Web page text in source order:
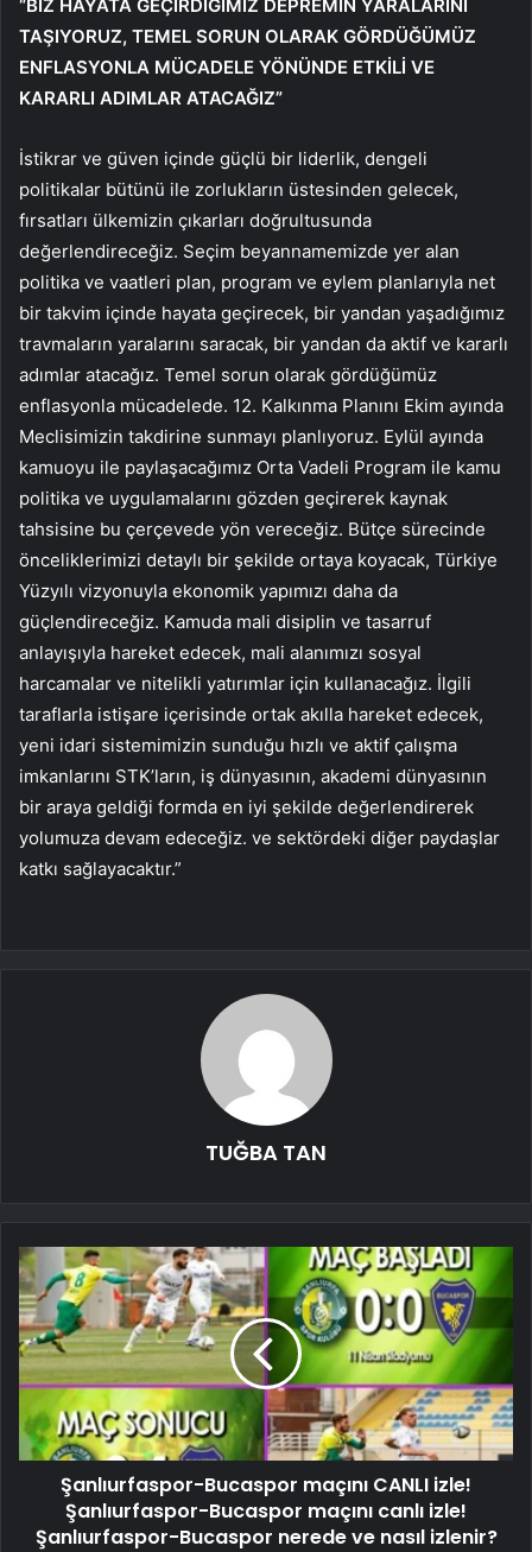
“BİZ HAYATA GEÇİRDİĞİMİZ DEPREMİN YARALARINI
TAŞIYORUZ, TEMEL SORUN OLARAK GÖRDÜĞÜMÜZ
ENFLASYONLA MÜCADELE YÖNÜNDE ETKİLİ VE
KARARLI ADIMLAR ATACAĞIZ”
İstikrar ve güven içinde güçlü bir liderlik, dengeli
politikalar bütünü ile zorlukların üstesinden gelecek,
fırsatları ülkemizin çıkarları doğrultusunda
değerlendireceğiz. Seçim beyannamemizde yer alan
politika ve vaatleri plan, program ve eylem planlarıyla net
bir takvim içinde hayata geçirecek, bir yandan yaşadığımız
travmaların yaralarını saracak, bir yandan da aktif ve kararlı
adımlar atacağız. Temel sorun olarak gördüğümüz
enflasyonla mücadelede. 12. Kalkınma Planını Ekim ayında
Meclisimizin takdirine sunmayı planlıyoruz. Eylül ayında
kamuoyu ile paylaşacağımız Orta Vadeli Program ile kamu
politika ve uygulamalarını gözden geçirerek kaynak
tahsisine bu çerçevede yön vereceğiz. Bütçe sürecinde
önceliklerimizi detaylı bir şekilde ortaya koyacak, Türkiye
Yüzyılı vizyonuyla ekonomik yapımızı daha da
güçlendireceğiz. Kamuda mali disiplin ve tasarruf
anlayışıyla hareket edecek, mali alanımızı sosyal
harcamalar ve nitelikli yatırımlar için kullanacağız. İlgili
taraflarla istişare içerisinde ortak akılla hareket edecek,
yeni idari sistemimizin sunduğu hızlı ve aktif çalışma
imkanlarını STK’ların, iş dünyasının, akademi dünyasının
bir araya geldiği formda en iyi şekilde değerlendirerek
yolumuza devam edeceğiz. ve sektördeki diğer paydaşlar
katkı sağlayacaktır.”
TUĞBA TAN
Şanlıurfaspor-Bucaspor maçını CANLI izle!
Şanlıurfaspor-Bucaspor maçını canlı izle!
Şanlıurfaspor-Bucaspor nerede ve nasıl izlenir?